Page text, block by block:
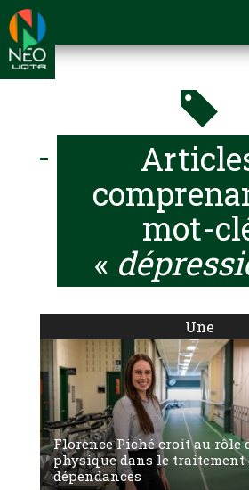
mot-
«
Une
Florence Piché croit au rôle
physique dans le traitement
dépendances